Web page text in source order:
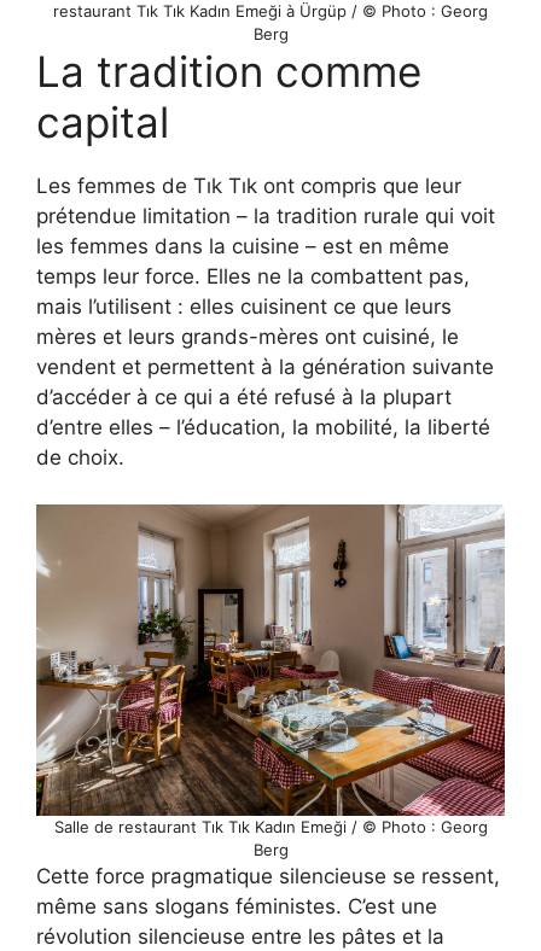
restaurant Tık Tık Kadın Emeği à Ürgüp / © Photo : Georg
Berg
La tradition comme
capital
Les femmes de Tık Tık ont compris que leur
prétendue limitation – la tradition rurale qui voit
les femmes dans la cuisine – est en même
temps leur force. Elles ne la combattent pas,
mais l’utilisent : elles cuisinent ce que leurs
mères et leurs grands-mères ont cuisiné, le
vendent et permettent à la génération suivante
d’accéder à ce qui a été refusé à la plupart
d’entre elles – l’éducation, la mobilité, la liberté
de choix.
Salle de restaurant Tık Tık Kadın Emeği / © Photo : Georg
Berg
Cette force pragmatique silencieuse se ressent,
même sans slogans féministes. C’est une
révolution silencieuse entre les pâtes et la